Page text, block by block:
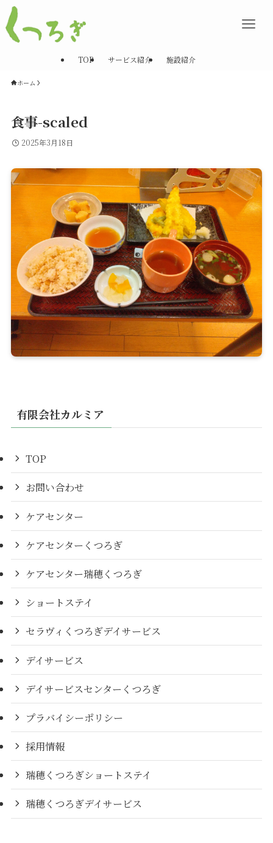
TOP サービス紹介 施設紹介
ホーム
食事-scaled
2025年3月18日
有限会社カルミア
TOP
お問い合わせ
ケアセンター
ケアセンターくつろぎ
ケアセンター瑞穂くつろぎ
ショートステイ
セラヴィくつろぎデイサービス
デイサービス
デイサービスセンターくつろぎ
プラバイシーポリシー
採用情報
瑞穂くつろぎショートステイ
瑞穂くつろぎデイサービス